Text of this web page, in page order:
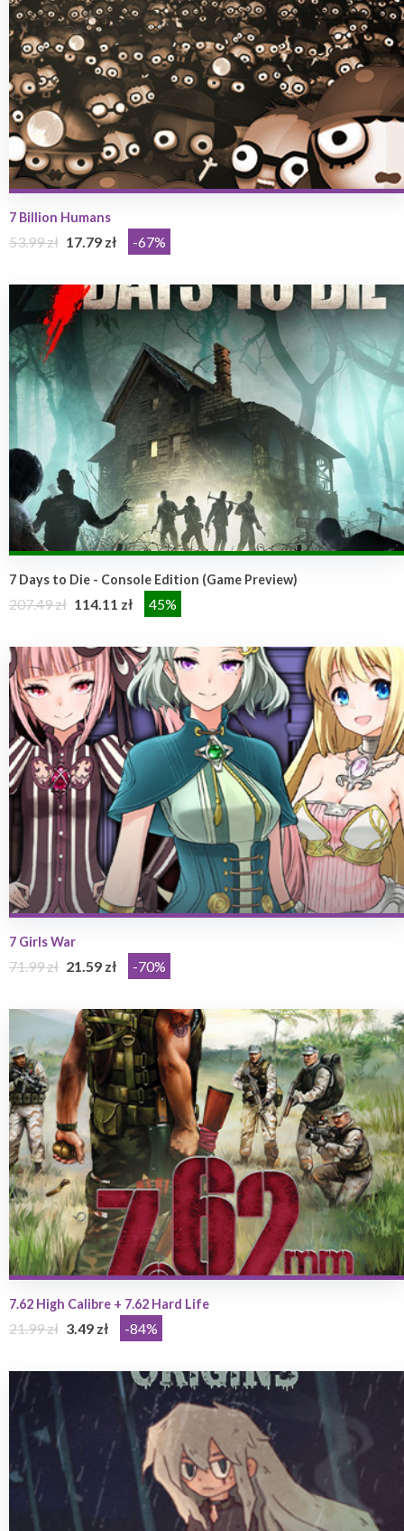
7 Billion Humans
53.99 zł 17.79 zł -67%
7 Days to Die - Console Edition (Game Preview)
207.49 zł 114.11 zł 45%
7 Girls War
71.99 zł 21.59 zł -70%
7.62 High Calibre + 7.62 Hard Life
21.99 zł 3.49 zł -84%